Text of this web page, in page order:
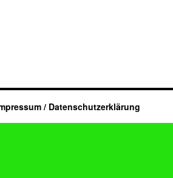
/ Datenschutzerklärung